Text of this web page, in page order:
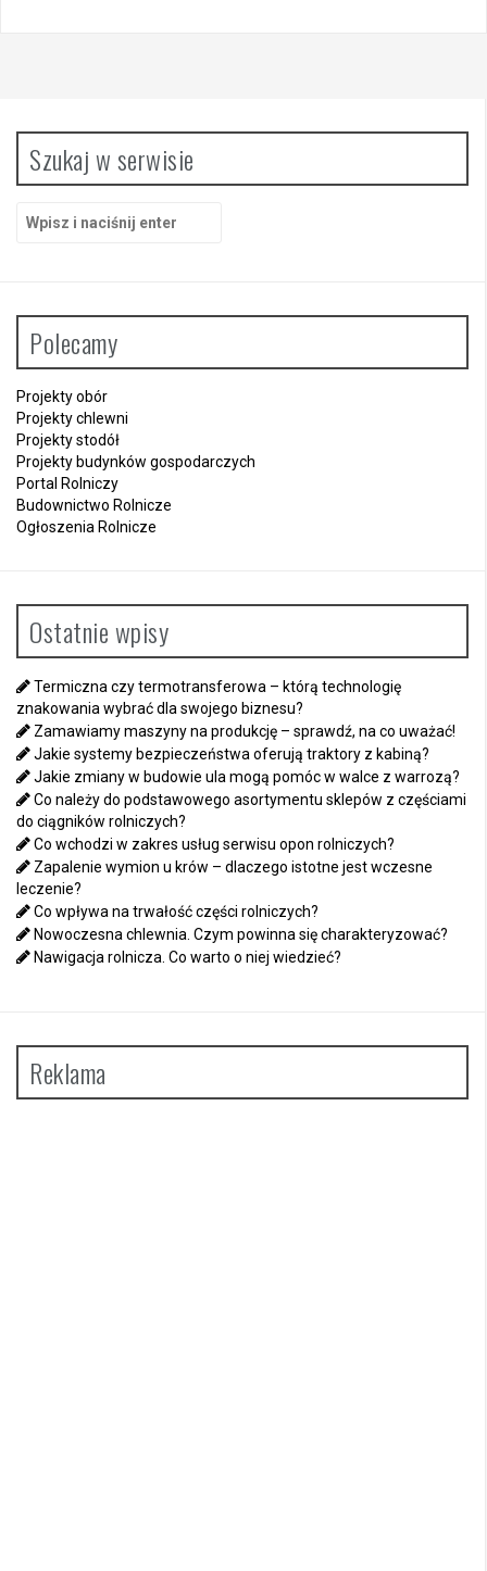
s
y
Szukaj w serwisie
j
Polecamy
Projekty obór
Projekty chlewni
Projekty stodół
Projekty budynków gospodarczych
Portal Rolniczy
Budownictwo Rolnicze
Ogłoszenia Rolnicze
Ostatnie wpisy
Termiczna czy termotransferowa – którą technologię
znakowania wybrać dla swojego biznesu?
Zamawiamy maszyny na produkcję – sprawdź, na co uważać!
Jakie systemy bezpieczeństwa oferują traktory z kabiną?
Jakie zmiany w budowie ula mogą pomóc w walce z warrozą?
Co należy do podstawowego asortymentu sklepów z częściami
do ciągników rolniczych?
Co wchodzi w zakres usług serwisu opon rolniczych?
Zapalenie wymion u krów – dlaczego istotne jest wczesne
leczenie?
Co wpływa na trwałość części rolniczych?
Nowoczesna chlewnia. Czym powinna się charakteryzować?
Nawigacja rolnicza. Co warto o niej wiedzieć?
Reklama